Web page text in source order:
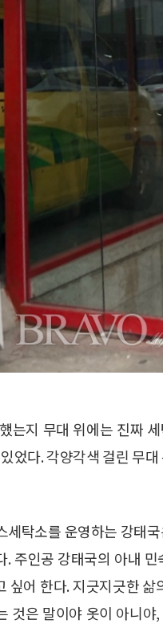
는지 무대 위에는 진짜
었다. 각양각색 걸린 무
탁소를 운영하는 강태
주인공 강태국의 아내
싶어 한다. 지긋지긋한
것은 말이야 옷이 아니